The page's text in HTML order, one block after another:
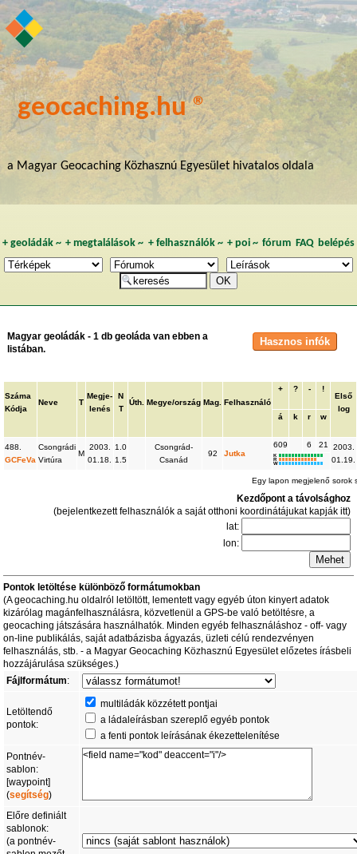
geocaching.hu ®
a Magyar Geocaching Közhasznú Egyesület hivatalos oldala
+ geoládák~ +megtalálások ~ + felhasználók~ + poi~ fórum FAQ belépés
Magyar geoládák - 1 db geoláda van ebben a
listában.
Száma
Kódja
Neve T
Megje-
lenés
N
T
Úth. Megye/ország Mag. Felhasználó
+ ? -
!
Első
log
á
k r w
488.
GCFeVa
Csongrádi
Virtúra
M
2003.
01.18.
1.0
1.5
Csongrád-
Csanád
92 Jutka
609 6 21
2003.
01.19.
K
R
W
Egy lapon megjelenő sorok
Kezdőpont a távolsághoz
(bejelentkezett felhasználók a saját otthoni koordinátájukat kapják itt)
lat:
lon:
Pontok letöltése különböző formátumokban
(A geocaching.hu oldalról letöltött, lementett vagy egyéb úton kinyert adatok
kizárólag magánfelhasználásra, közvetlenül a GPS-be való betöltésre, a
geocaching játszására használhatók. Minden egyéb felhasználáshoz - off- vagy
on-line publikálás, saját adatbázisba ágyazás, üzleti célú rendezvényen
felhasználás, stb. - a Magyar Geocaching Közhasznú Egyesület előzetes írásbeli
hozzájárulása szükséges.)
Fájlformátum:
Letöltendő
pontok:
multiládák közzétett pontjai
a ládaleírásban szereplő egyéb pontok
a fenti pontok leírásának ékezettelenítése
Pontnév-
sablon:
[waypoint]
(segítség)
Előre definiált
sablonok:
(a pontnév-